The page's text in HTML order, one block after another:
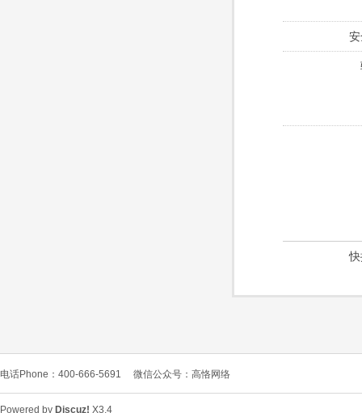
电话Phone：400-666-5691 微信公众号：高恪网络
Powered by Discuz! X3.4